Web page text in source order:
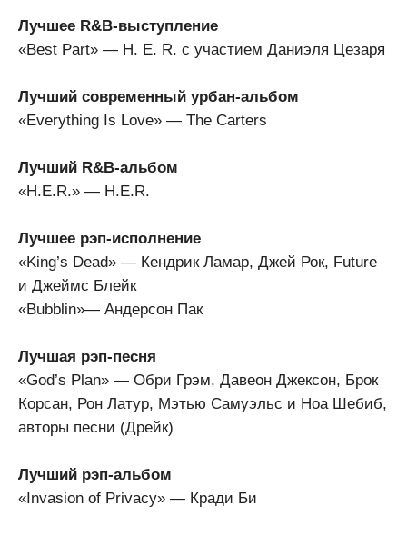
Лучшее R&B-выступление
«Best Part» — H. E. R. с участием Даниэля Цезаря
Лучший современный урбан-альбом
«Everything Is Love» — The Carters
Лучший R&B-альбом
«H.E.R.» — H.E.R.
Лучшее рэп-исполнение
«King’s Dead» — Кендрик Ламар, Джей Рок, Future
и Джеймс Блейк
«Bubblin»— Андерсон Пак
Лучшая рэп-песня
«God’s Plan» — Обри Грэм, Давеон Джексон, Брок
Корсан, Рон Латур, Мэтью Самуэльс и Ноа Шебиб,
авторы песни (Дрейк)
Лучший рэп-альбом
«Invasion of Privacy» — Кради Би